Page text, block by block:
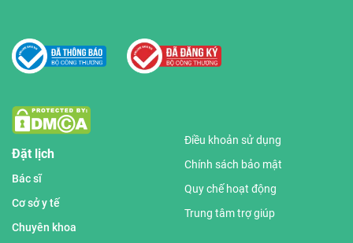
Đặt lịch
Bác sĩ
Cơ sở y tế
Chuyên khoa
Điều khoản sử dụng
Chính sách bảo mật
Quy chế hoạt động
Trung tâm trợ giúp